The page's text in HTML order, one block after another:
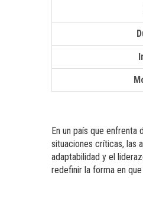
En un país que
situaciones críticas, las
adaptabilidad y el
redefinir la forma en